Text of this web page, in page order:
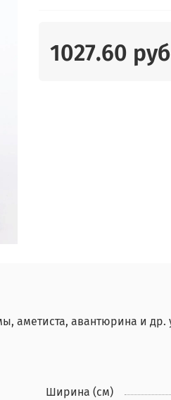
1027.60 руб
аметиста, авантюрина и
Ширина (см)